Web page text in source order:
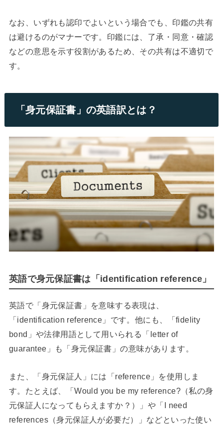
なお、いずれも認印でよいという場合でも、印鑑の共有
は避けるのがマナーです。印鑑には、了承・同意・確認
などの意思を示す役割があるため、その共有は不適切で
す。
「身元保証書」の英語訳とは？
英語で身元保証書は「identification reference」
英語で「身元保証書」を意味する表現は、
「identification reference」です。他にも、「fidelity
bond」や法律用語として用いられる「letter of
guarantee」も「身元保証書」の意味があります。
また、「身元保証人」には「reference」を使用しま
す。たとえば、「Would you be my reference?（私の身
元保証人になってもらえますか？）」や「I need
references（身元保証人が必要だ）」などといった使い